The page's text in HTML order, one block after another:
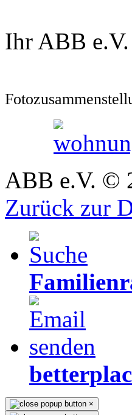
Ihr ABB e.V.
ABB e.V. ©
Zurück zur
×